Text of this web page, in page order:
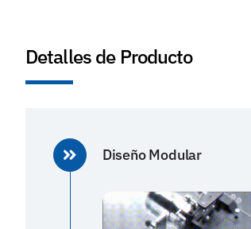
Detalles de Producto
Diseño Modular